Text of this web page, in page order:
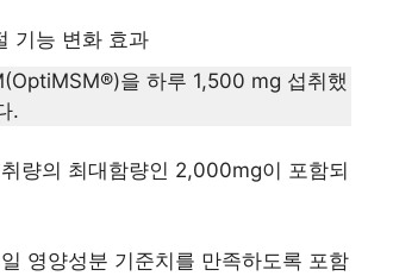
을 하루 1,500 mg 섭취했
.
량의 최대함량인 2,000mg이 포함되
영양성분 기준치를 만족하도록 포함